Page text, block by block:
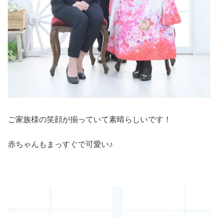
ご家族様の笑顔が揃っていて素晴らしいです！
赤ちゃんもまっすぐで可愛い♪